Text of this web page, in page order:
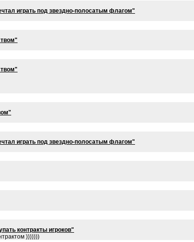
играть под звездно-полосатым флагом"
играть под звездно-полосатым флагом"
контракты игроков"
)))))))